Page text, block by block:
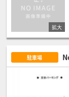
駐車場